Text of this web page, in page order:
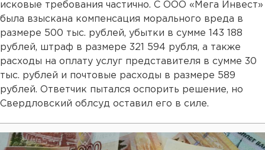
исковые требования частично. С ООО «Мега Инвест»
была взыскана компенсация морального вреда в
размере 500 тыс. рублей, убытки в сумме 143 188
рублей, штраф в размере 321 594 рубля, а также
расходы на оплату услуг представителя в сумме 30
тыс. рублей и почтовые расходы в размере 589
рублей. Ответчик пытался оспорить решение, но
Свердловский облсуд оставил его в силе.